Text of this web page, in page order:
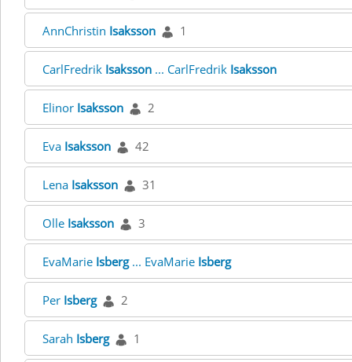
AnnChristin Isaksson 1
CarlFredrik Isaksson ... CarlFredrik Isaksson
Elinor Isaksson 2
Eva Isaksson 42
Lena Isaksson 31
Olle Isaksson 3
EvaMarie Isberg... EvaMarie Isberg
Per Isberg 2
Sarah Isberg 1